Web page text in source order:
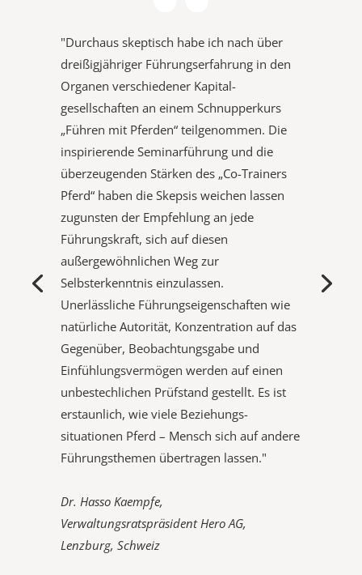
"Durchaus skeptisch habe ich nach über
dreißigjähriger Füh­rungs­er­fahrung in den
Organen ver­schie­dener Kapital­
gesellschaften an einem Schnupperkurs
„Führen mit Pferden“ teilgenommen. Die
inspirierende Seminarführung und die
überzeugenden Stärken des „Co-Trainers
Pferd“ haben die Skepsis weichen lassen
zugunsten der Empfehlung an jede
Führungskraft, sich auf diesen
außergewöhnlichen Weg zur
Selbsterkenntnis ein­zulassen.
Unerlässliche Führungs­eigenschaften wie
natürliche Autorität, Konzentration auf das
Gegenüber, Beobachtungsgabe und
Einfühlungsvermögen werden auf einen
unbestechlichen Prüfstand gestellt. Es ist
erstaunlich, wie viele Beziehungs­
situationen Pferd – Mensch sich auf andere
Füh­rungsthemen übertragen lassen."
Dr. Hasso Kaempfe,
Verwaltungsratspräsident Hero AG,
Lenzburg, Schweiz